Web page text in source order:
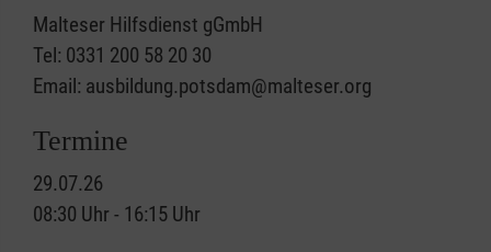
Malteser Hilfsdienst gGmbH
Tel: 0331 200 58 20 30
Email: ausbildung.potsdam@malteser.org
Termine
29.07.26
08:30 Uhr - 16:15 Uhr